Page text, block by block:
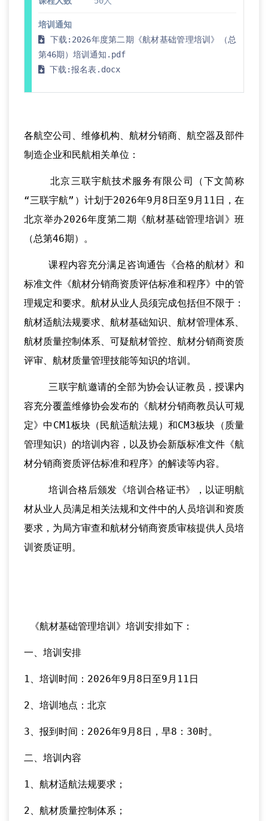
培训通知
下载:2026年度第二期《航材基础管理培训》（总
第46期）培训通知.pdf
下载:报名表.docx
各航空公司、维修机构、航材分销商、航空器及部件
制造企业和民航相关单位：
北京三联宇航技术服务有限公司（下文简称
“三联宇航”）计划于2026年9月8日至9月11日，在
北京举办2026年度第二期《航材基础管理培训》班
（总第46期）。
课程内容充分满足咨询通告《合格的航材》和
标准文件《航材分销商资质评估标准和程序》中的管
理规定和要求。航材从业人员须完成包括但不限于：
航材适航法规要求、航材基础知识、航材管理体系、
航材质量控制体系、可疑航材管控、航材分销商资质
评审、航材质量管理技能等知识的培训。
三联宇航邀请的全部为协会认证教员，授课内
容充分覆盖维修协会发布的《航材分销商教员认可规
定》中CM1板块（民航适航法规）和CM3板块（质量
管理知识）的培训内容，以及协会新版标准文件《航
材分销商资质评估标准和程序》的解读等内容。
培训合格后颁发《培训合格证书》，以证明航
材从业人员满足相关法规和文件中的人员培训和资质
要求，为局方审查和航材分销商资质审核提供人员培
训资质证明。
《航材基础管理培训》培训安排如下：
一、培训安排
1、培训时间：2026年9月8日至9月11日
2、培训地点：北京
3、报到时间：2026年9月8日，早8：30时。
二、培训内容
1、航材适航法规要求；
2、航材质量控制体系；